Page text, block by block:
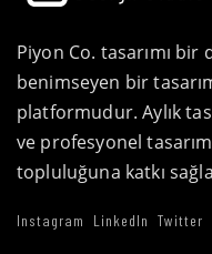
Piyon Co. tasarımı
benimseyen bir
platformudur. Aylık
ve profesyonel
topluluğuna katkı
Instagram LinkedIn Twitter